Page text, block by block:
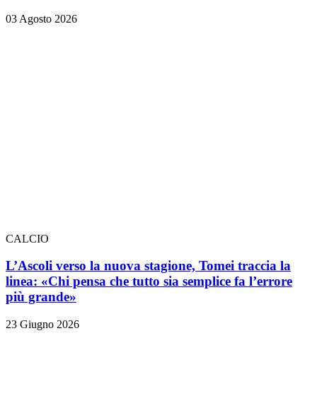
03 Agosto 2026
CALCIO
L’Ascoli verso la nuova stagione, Tomei traccia la
linea: «Chi pensa che tutto sia semplice fa l’errore
più grande»
23 Giugno 2026